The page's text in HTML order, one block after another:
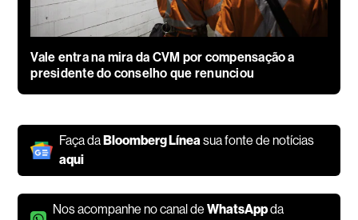
Vale entra na mira da CVM por compensação a
presidente do conselho que renunciou
Faça daBloomberg Líneasua fonte de notícias
aqui
Nos acompanhe no canal deWhatsAppda